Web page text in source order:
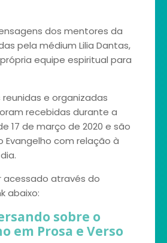
dos mentores da
pela médium Lilia Dantas,
equipe espiritual para
e organizadas
recebidas durante a
17 de março de 2020 e são
Evangelho com relação à
acessado através do
abaixo:
sobre o
em Prosa e Verso